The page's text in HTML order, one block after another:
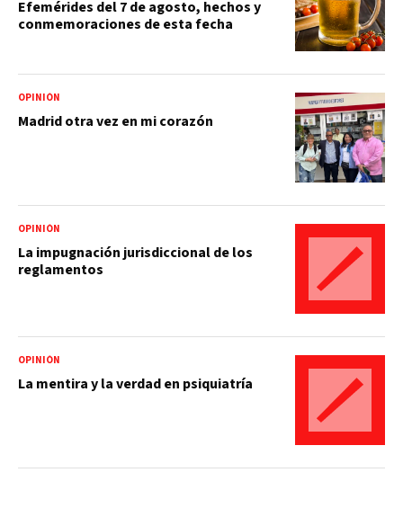
Efemérides del 7 de agosto, hechos y
conmemoraciones de esta fecha
OPINIÓN
Madrid otra vez en mi corazón
OPINIÓN
La impugnación jurisdiccional de los
reglamentos
OPINIÓN
La mentira y la verdad en psiquiatría